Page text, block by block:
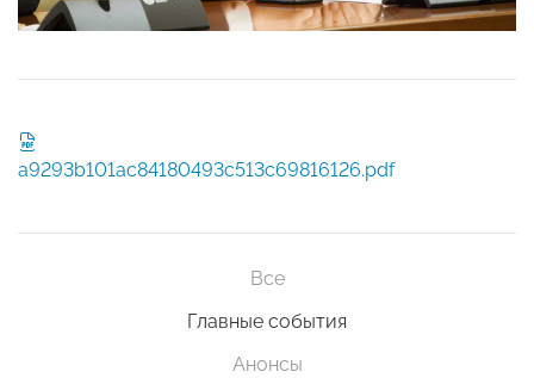
a9293b101ac84180493c513c69816126.pdf
Все
Главные события
Анонсы